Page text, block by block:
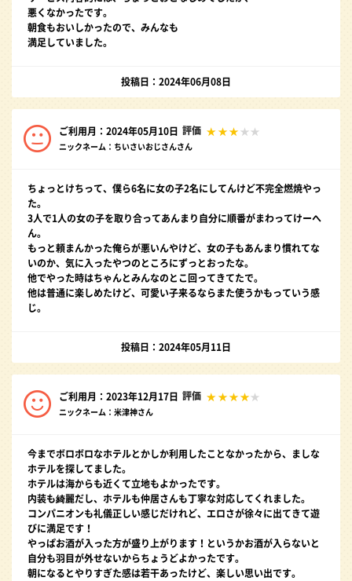
悪くなかったです。
朝食もおいしかったので、みんなも
満足していました。
投稿日：2024年06月08日
ご利用月：2024年05月10日 評価
ニックネーム：ちいさいおじさんさん
ちょっとけちって、僕ら6名に女の子2名にしてんけど不完全燃焼やっ
た。
3人で1人の女の子を取り合ってあんまり自分に順番がまわってけーへ
ん。
もっと頼まんかった俺らが悪いんやけど、女の子もあんまり慣れてな
いのか、気に入ったやつのところにずっとおったな。
他でやった時はちゃんとみんなのとこ回ってきてたで。
他は普通に楽しめたけど、可愛い子来るならまた使うかもっていう感
じ。
投稿日：2024年05月11日
ご利用月：2023年12月17日 評価
ニックネーム：米津神さん
今までボロボロなホテルとかしか利用したことなかったから、ましな
ホテルを探してました。
ホテルは海からも近くて立地もよかったです。
内装も綺麗だし、ホテルも仲居さんも丁寧な対応してくれました。
コンパニオンも礼儀正しい感じだけれど、エロさが徐々に出てきて遊
びに満足です！
やっぱお酒が入った方が盛り上がります！というかお酒が入らないと
自分も羽目が外せないからちょうどよかったです。
朝になるとやりすぎた感は若干あったけど、楽しい思い出です。